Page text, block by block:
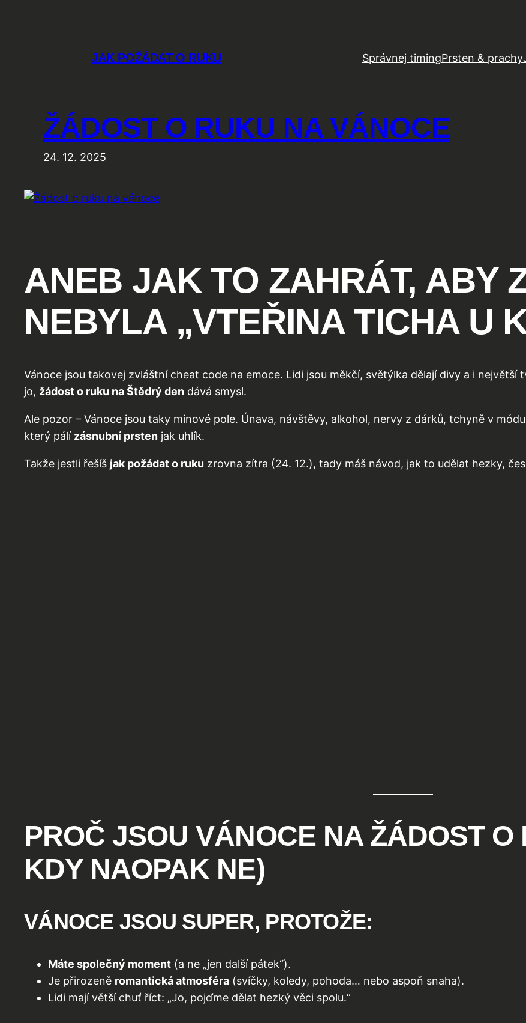
JAK POŽÁDAT O RUKU Správnej timingPrsten & prachy
ŽÁDOST O RUKU NA VÁNOCE
24. 12. 2025
ANEB JAK TO ZAHRÁT, ABY
NEBYLA „VTEŘINA TICHA U
Vánoce jsou takovej zvláštní cheat code na emoce. Lidi jsou měkčí, světýlka dělají divy a i největší
jo, žádost o ruku na Štědrý den dává smysl.
Ale pozor – Vánoce jsou taky minové pole. Únava, návštěvy, alkohol, nervy z dárků, tchyně v
který pálí zásnubní prsten jak uhlík.
Takže jestli řešíš jak požádat o ruku zrovna zítra (24. 12.), tady máš návod, jak to udělat hezky,
PROČ JSOU VÁNOCE NA ŽÁDOST O
KDY NAOPAK NE)
VÁNOCE JSOU SUPER, PROTOŽE:
Máte společný moment (a ne „jen další pátek“).
Je přirozeně romantická atmosféra (svíčky, koledy, pohoda… nebo aspoň snaha).
Lidi mají větší chuť říct: „Jo, pojďme dělat hezký věci spolu.“